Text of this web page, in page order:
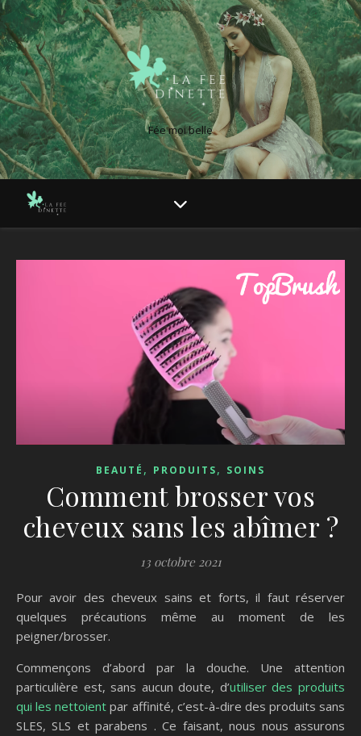
Fée moi belle
BEAUTÉ , PRODUITS, SOINS
Comment brosser vos
cheveux sans les abîmer ?
13 octobre 2021
Pour avoir des cheveux sains et forts, il faut réserver
quelques précautions même au moment de les
peigner/brosser.
Commençons d’abord par la douche. Une attention
particulière est, sans aucun doute, d’utiliser des produits
qui les nettoient par affinité, c’est-à-dire des produits sans
SLES, SLS et parabens . Ce faisant, nous nous assurons